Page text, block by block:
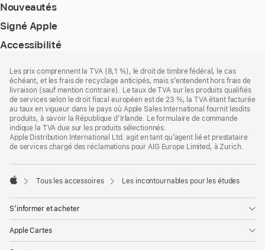
Nouveautés
Signé Apple
Accessibilité
de
page
de
bas
de
page
Les prix comprennent la TVA (8,1 %), le droit de timbre fédéral, le cas
échéant, et les frais de recyclage anticipés, mais s’entendent hors frais de
livraison (sauf mention contraire). Le taux de TVA sur les produits qualifiés
de services selon le droit fiscal européen est de 23 %, la TVA étant facturée
au taux en vigueur dans le pays où Apple Sales International fournit lesdits
produits, à savoir la République d’Irlande. Le formulaire de commande
indique la TVA due sur les produits sélectionnés.
Apple Distribution International Ltd. agit en tant qu’agent lié et prestataire
de services chargé des réclamations pour AIG Europe Limited, à Zurich.
Tous les accessoires Les incontournables pour les études
S’informer et acheter
Apple Cartes